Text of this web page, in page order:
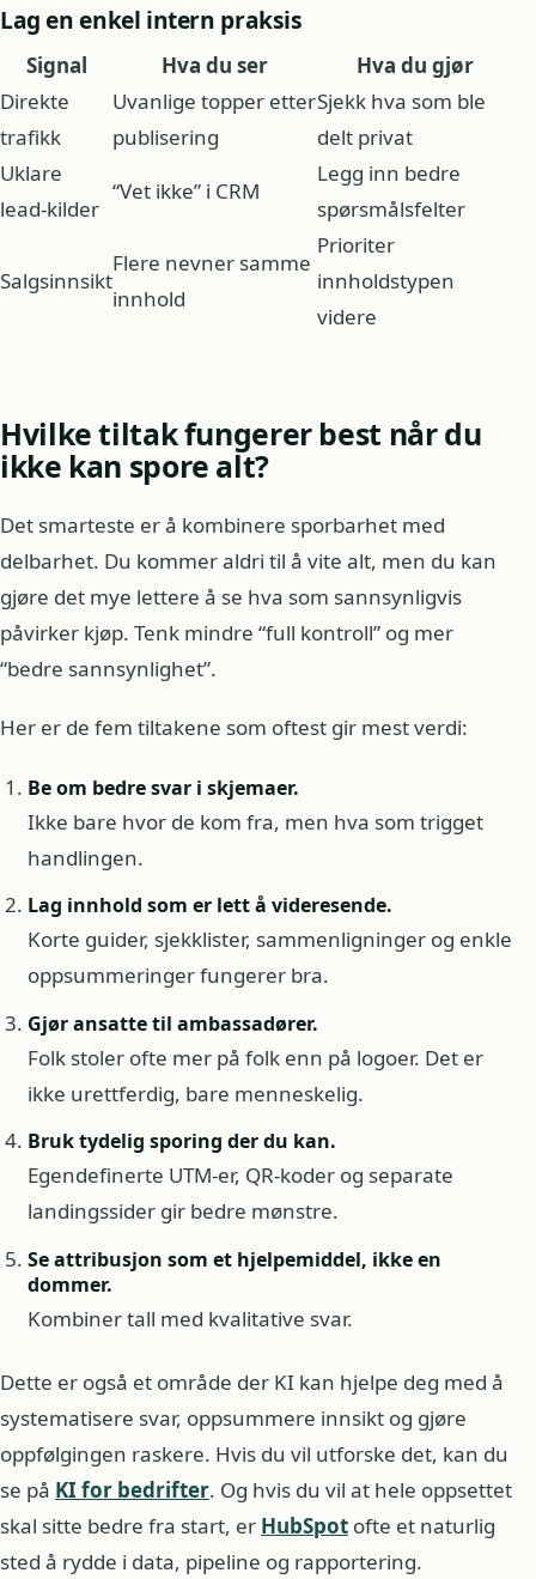
Lag en enkel intern praksis
Signal Hva du ser
Hva du gjør
Direkte
trafikk
Uvanlige topper etter
publisering
Sjekk hva som ble
delt privat
Uklare
lead-kilder
“Vet ikke” i CRM
Legg inn bedre
spørsmålsfelter
Salgsinnsikt
Flere nevner samme
innhold
Prioriter
innholdstypen
videre
Hvilke tiltak fungerer best når du
ikke kan spore alt?
Det smarteste er å kombinere sporbarhet med
delbarhet. Du kommer aldri til å vite alt, men du kan
gjøre det mye lettere å se hva som sannsynligvis
påvirker kjøp. Tenk mindre “full kontroll” og mer
“bedre sannsynlighet”.
Her er de fem tiltakene som oftest gir mest verdi:
Be om bedre svar i skjemaer.
Ikke bare hvor de kom fra, men hva som trigget
handlingen.
Lag innhold som er lett å videresende.
Korte guider, sjekklister, sammenligninger og enkle
oppsummeringer fungerer bra.
Gjør ansatte til ambassadører.
Folk stoler ofte mer på folk enn på logoer. Det er
ikke urettferdig, bare menneskelig.
Bruk tydelig sporing der du kan.
Egendefinerte UTM-er, QR-koder og separate
landingssider gir bedre mønstre.
Se attribusjon som et hjelpemiddel, ikke en
dommer.
Kombiner tall med kvalitative svar.
Dette er også et område der KI kan hjelpe deg med å
systematisere svar, oppsummere innsikt og gjøre
oppfølgingen raskere. Hvis du vil utforske det, kan du
se på KI for bedrifter. Og hvis du vil at hele oppsettet
skal sitte bedre fra start, er HubSpot ofte et naturlig
sted å rydde i data, pipeline og rapportering.